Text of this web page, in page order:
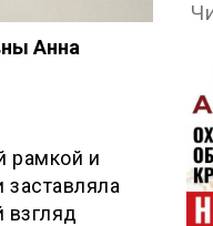
Анна
рамкой и
заставляла
взгляд